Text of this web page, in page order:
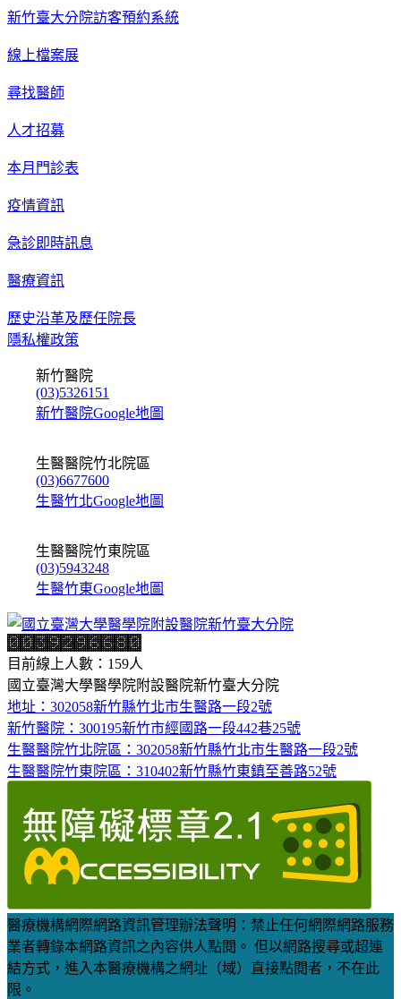
新竹臺大分院訪客預約系統
線上檔案展
尋找醫師
人才招募
本月門診表
疫情資訊
急診即時訊息
醫療資訊
歷史沿革及歷任院長
隱私權政策
新竹醫院
(03)5326151
新竹醫院Google地圖
生醫醫院竹北院區
(03)6677600
生醫竹北Google地圖
生醫醫院竹東院區
(03)5943248
生醫竹東Google地圖
目前線上人數：159人
國立臺灣大學醫學院附設醫院新竹臺大分院
地址：302058新竹縣竹北市生醫路一段2號
新竹醫院：300195新竹市經國路一段442巷25號
生醫醫院竹北院區：302058新竹縣竹北市生醫路一段2號
生醫醫院竹東院區：310402新竹縣竹東鎮至善路52號
醫療機構網際網路資訊管理辦法聲明：禁止任何網際網路服務
業者轉錄本網路資訊之內容供人點閱。 但以網路搜尋或超連
結方式，進入本醫療機構之網址（域）直接點閱者，不在此
限。